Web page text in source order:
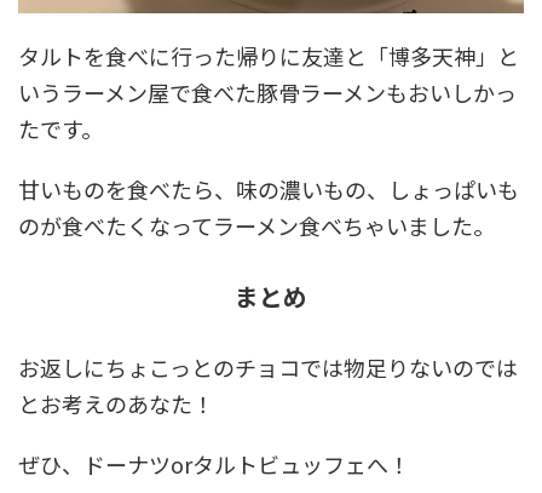
タルトを食べに行った帰りに友達と「博多天神」と
いうラーメン屋で食べた豚骨ラーメンもおいしかっ
たです。
甘いものを食べたら、味の濃いもの、しょっぱいも
のが食べたくなってラーメン食べちゃいました。
まとめ
お返しにちょこっとのチョコでは物足りないのでは
とお考えのあなた！
ぜひ、ドーナツorタルトビュッフェへ！